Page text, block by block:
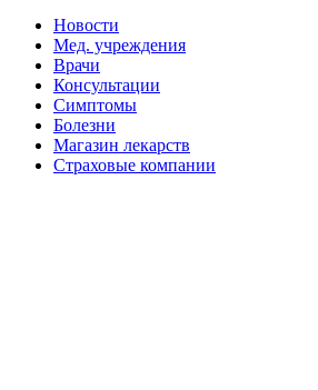
Новости
Мед. учреждения
Врачи
Консультации
Симптомы
Болезни
Магазин лекарств
Страховые компании